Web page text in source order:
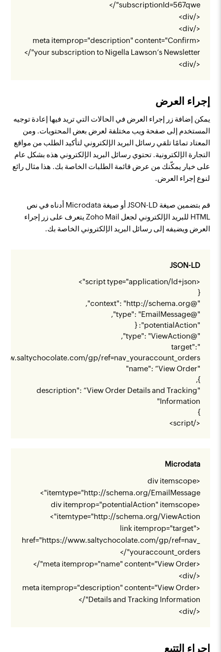
subscriptionId=567qwe
"/>
</div>
</div>
<meta itemprop="description" content="Confirm
your subscription to Nigella Lawson’s Newsletter"/>
</div>
إجراء العرض
يمكن إضافة زر إجراء العرض في الحالات التي تريد فيها إعادة توجيه
المستخدم إلى صفحة ويب مختلفة لعرض بعض المحتويات. ومن
المعتاد تمامًا تلقي رسائل البريد الإلكتروني لتأكيد الطلب من مواقع
التجارة الإلكترونية. تحتوي رسائل البريد الإلكتروني هذه بشكل عام
على خيار يمكّنك من عرض قائمة الطلبات الخاصة بك. هذا مثال رائع
لنوع إجراء العرض.
قم بتضمين صيغة JSON-LD أو صيغة Microdata أدناه في نص
HTML للبريد الإلكتروني لجعل Zoho Mail يتعرف على زر إجراء
العرض ويضيفه إلى رسائل البريد الإلكتروني الخاصة بك.
JSON-LD
<script type="application/ld+json">
{
"@context": "
http://schema.org
",
"@type": "EmailMessage",
"potentialAction": {
"@type": "ViewAction",
"target":
gp/ref=nav_youraccount_orders
"name": “View Order"
},
"description": “View Order Details and Tracking
Information"
}
</script>
Microdata
<div itemscope
itemtype="http://schema.org/EmailMessage
">
<div itemprop="potentialAction" itemscope
itemtype="http://schema.org/ViewAction
">
<link itemprop="target"
href="https://www.saltychocolate.com/gp/ref=nav_
youraccount_orders
"/>
<meta itemprop="name" content="View Order"/>
</div>
<meta itemprop="description" content="View Order
Details and Tracking Information"/>
</div>
إجراء التتبع